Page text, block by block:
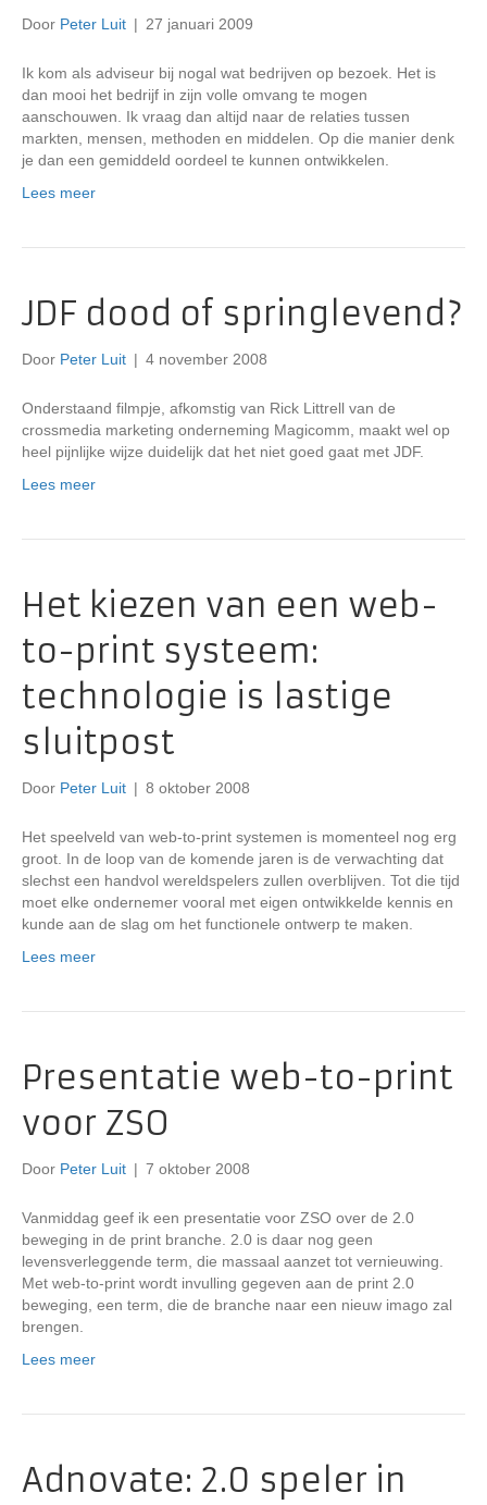
Door Peter Luit | 27 januari 2009
Ik kom als adviseur bij nogal wat bedrijven op bezoek. Het is
dan mooi het bedrijf in zijn volle omvang te mogen
aanschouwen. Ik vraag dan altijd naar de relaties tussen
markten, mensen, methoden en middelen. Op die manier denk
je dan een gemiddeld oordeel te kunnen ontwikkelen.
Lees meer
JDF dood of springlevend?
Door Peter Luit | 4 november 2008
Onderstaand filmpje, afkomstig van Rick Littrell van de
crossmedia marketing onderneming Magicomm, maakt wel op
heel pijnlijke wijze duidelijk dat het niet goed gaat met JDF.
Lees meer
Het kiezen van een web-
to-print systeem:
technologie is lastige
sluitpost
Door Peter Luit | 8 oktober 2008
Het speelveld van web-to-print systemen is momenteel nog erg
groot. In de loop van de komende jaren is de verwachting dat
slechst een handvol wereldspelers zullen overblijven. Tot die tijd
moet elke ondernemer vooral met eigen ontwikkelde kennis en
kunde aan de slag om het functionele ontwerp te maken.
Lees meer
Presentatie web-to-print
voor ZSO
Door Peter Luit | 7 oktober 2008
Vanmiddag geef ik een presentatie voor ZSO over de 2.0
beweging in de print branche. 2.0 is daar nog geen
levensverleggende term, die massaal aanzet tot vernieuwing.
Met web-to-print wordt invulling gegeven aan de print 2.0
beweging, een term, die de branche naar een nieuw imago zal
brengen.
Lees meer
Adnovate: 2.0 speler in